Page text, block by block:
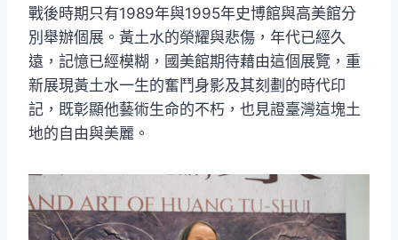
戰後時期只有1989年與1995年史博館與高美館分
別舉辦個展。黃土水的榮耀與悲傷，年代已經久
遠，記憶已經模糊，國美館期待藉由這個展覽，重
新展現黃土水一生的奮鬥身影及其刻劃的時代印
記，既彰顯他藝術生命的不朽，也見證臺灣這塊土
地的自由與美麗。